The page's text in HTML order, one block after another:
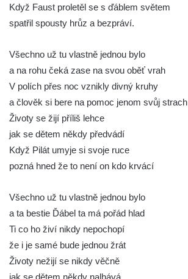
Když Faust proletěl se s ďáblem světem
spatřil spousty hrůz a bezpráví.
Všechno už tu vlastně jednou bylo
a na rohu čeká zase na svou oběť vrah
V polích přes noc vznikly divný kruhy
a člověk si bere na pomoc jenom svůj strach
Životy se žijí příliš lehce
jak se dětem někdy předvádí
Když Pilát umyje si svoje ruce
pozná hned že to není on kdo krvácí
Všechno už tu vlastně jednou bylo
a ta bestie Ďábel ta má pořád hlad
Ti co ho živí nikdy nepochopí
že i je samé bude jednou žrát
Životy nežijí se nikdy věčně
jak se dětem někdy nalhává